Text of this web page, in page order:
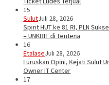
15
SulutJuli 28, 2026
Spirit HUT ke 81 RI, PLN
– UNKRIT di Tentena
16
EtalaseJuli 28, 2026
Luruskan Opini, Kejati Sulut
Owner IT Center
17